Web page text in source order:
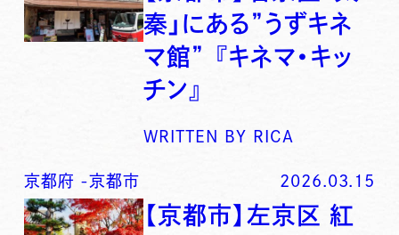
秦」にある”うずキネ
マ館” 『キネマ・キッ
チン』
WRITTEN BY RICA
京都府 -京都市 2026.03.15
【京都市】左京区 紅